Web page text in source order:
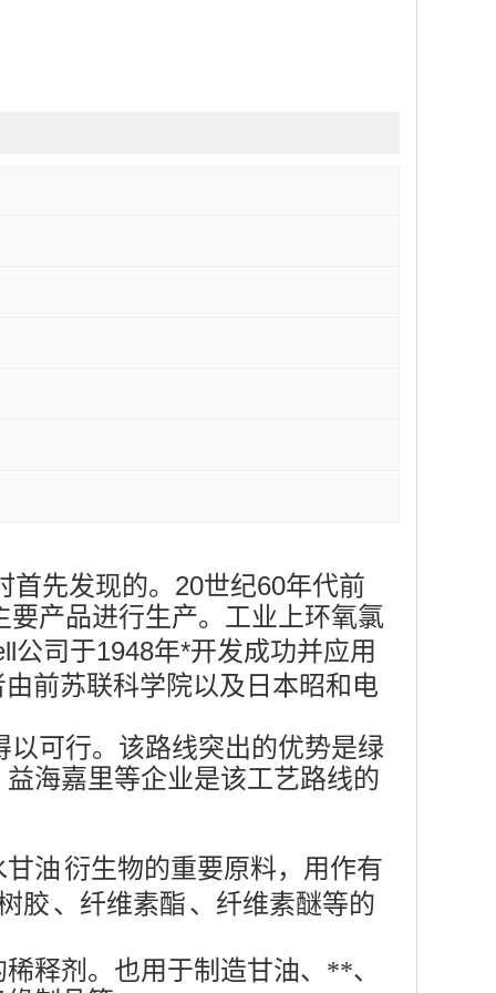
首先发现的。20世纪60年代前
要产品进行生产。工业上环氧氯
司于1948年*开发成功并应用
前苏联科学院以及日本昭和电
可行。该路线突出的优势是绿
海嘉里等企业是该工艺路线的
甘油衍生物的重要原料，用作有
胶、 纤维素酯、纤维素醚等的
释剂。也用于制造甘油、**、